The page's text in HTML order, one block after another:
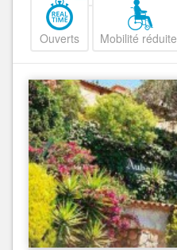
Ouverts Mobilité réduite